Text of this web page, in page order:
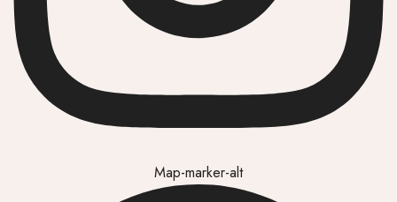
Map-marker-alt